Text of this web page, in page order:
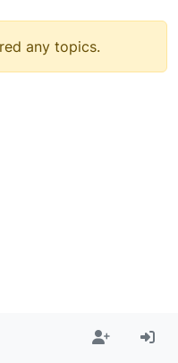
any topics.